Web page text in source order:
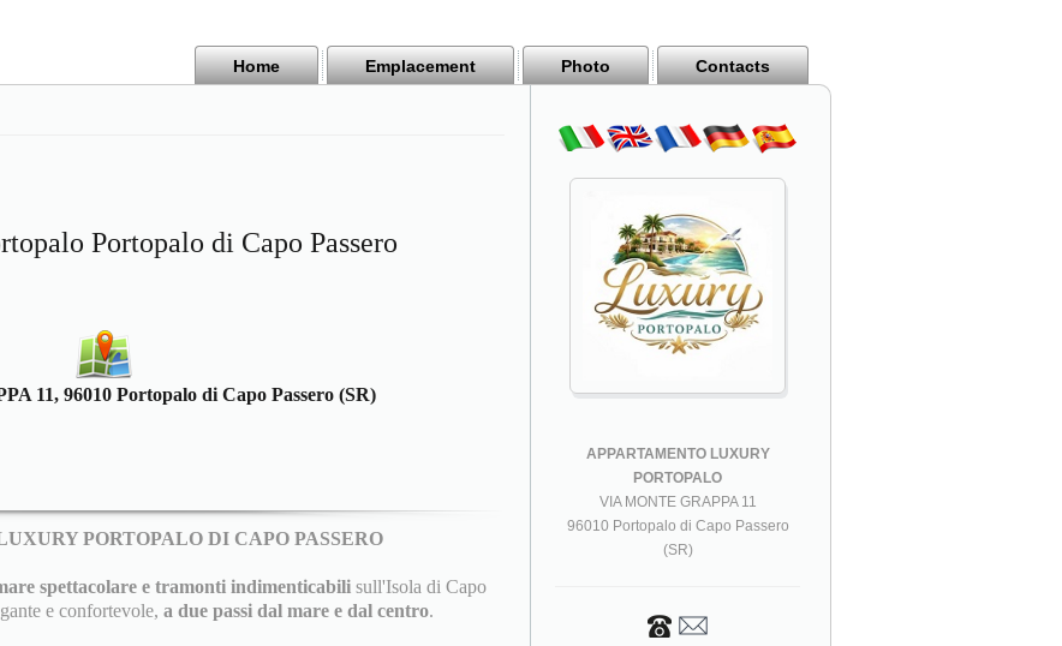
Home Emplacement Photo Contacts
Portopalo di Capo Passero
11, 96010 Portopalo di Capo Passero (SR)
PORTOPALO DI CAPO PASSERO
spettacolare e tramonti indimenticabili sull'Isola di Capo
e confortevole, a due passi dal mare e dal centro.
APPARTAMENTO LUXURY
PORTOPALO
VIA MONTE GRAPPA 11
96010 Portopalo di Capo Passero
(SR)